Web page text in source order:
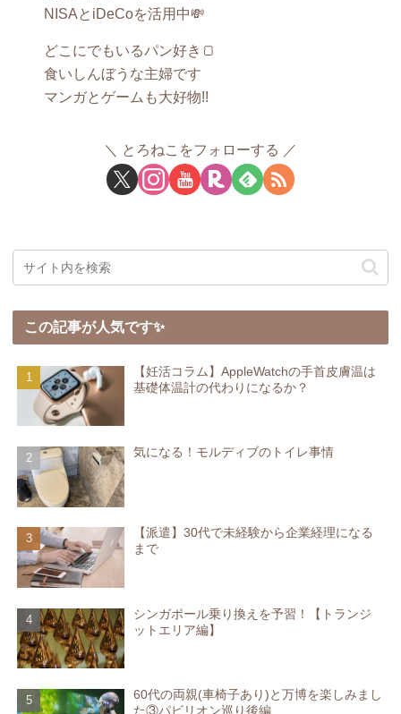
NISAとiDeCoを活用中💸
どこにでもいるパン好き🍞
食いしんぼうな主婦です
マンガとゲームも大好物!!
とろねこをフォローする
この記事が人気です✨
【妊活コラム】AppleWatchの手首皮膚温は
基礎体温計の代わりになるか？
気になる！モルディブのトイレ事情
【派遣】30代で未経験から企業経理になる
まで
シンガポール乗り換えを予習！【トランジ
ットエリア編】
60代の両親(車椅子あり)と万博を楽しみまし
た③パビリオン巡り後編